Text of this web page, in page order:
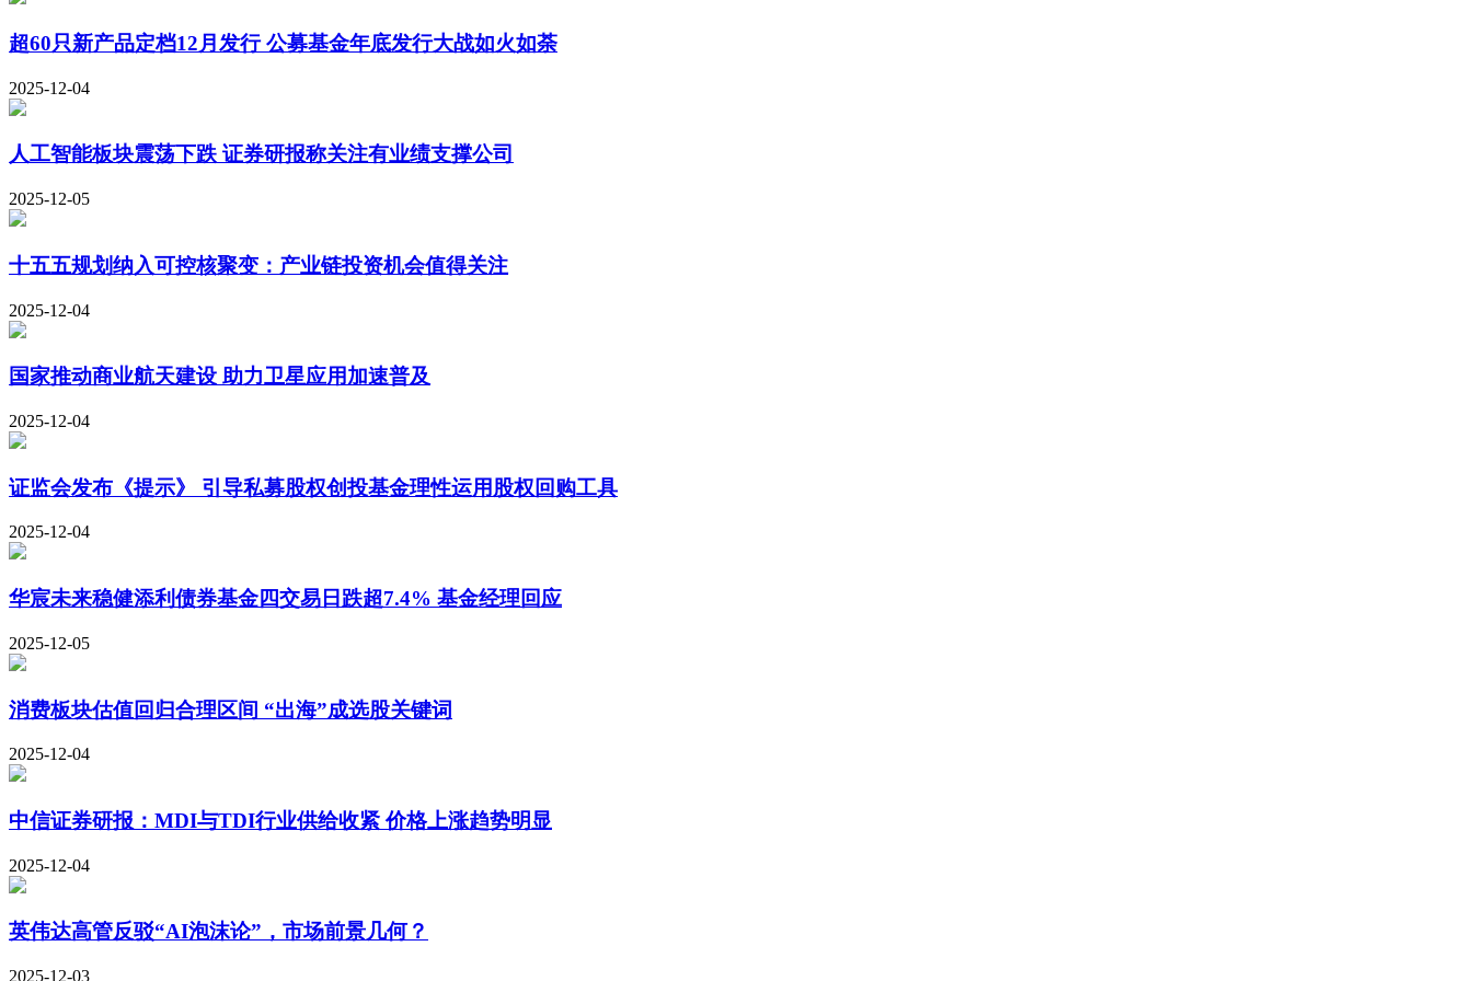
超60只新产品定档12月发行 公募基金年底发行大战如火如荼
2025-12-04
人工智能板块震荡下跌 证券研报称关注有业绩支撑公司
2025-12-05
十五五规划纳入可控核聚变：产业链投资机会值得关注
2025-12-04
国家推动商业航天建设 助力卫星应用加速普及
2025-12-04
证监会发布《提示》 引导私募股权创投基金理性运用股权回购工具
2025-12-04
华宸未来稳健添利债券基金四交易日跌超7.4% 基金经理回应
2025-12-05
消费板块估值回归合理区间 “出海”成选股关键词
2025-12-04
中信证券研报：MDI与TDI行业供给收紧 价格上涨趋势明显
2025-12-04
英伟达高管反驳“AI泡沫论”，市场前景几何？
2025-12-03